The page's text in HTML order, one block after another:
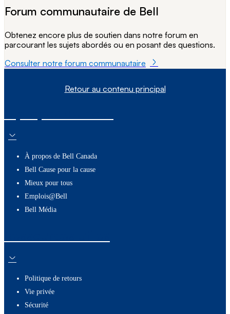
Forum communautaire de Bell
Obtenez encore plus de soutien dans notre forum en
parcourant les sujets abordés ou en posant des questions.
Consulter notre forum communautaire
Retour au contenu principal
À propos de Bell Canada
Bell Cause pour la cause
Mieux pour tous
Emplois@Bell
Bell Média
Politique de retours
Vie privée
Sécurité